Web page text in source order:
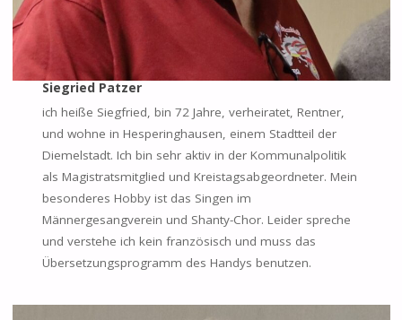
Siegried Patzer
ich heiße Siegfried, bin 72 Jahre, verheiratet, Rentner,
und wohne in Hesperinghausen, einem Stadtteil der
Diemelstadt. Ich bin sehr aktiv in der Kommunalpolitik
als Magistratsmitglied und Kreistagsabgeordneter. Mein
besonderes Hobby ist das Singen im
Männergesangverein und Shanty-Chor. Leider spreche
und verstehe ich kein französisch und muss das
Übersetzungsprogramm des Handys benutzen.